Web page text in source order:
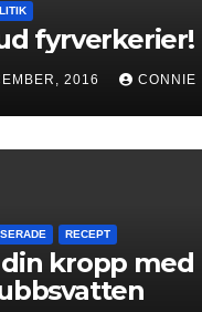
fyrverkerier!
2016 CONNIE
RECEPT
din kropp med